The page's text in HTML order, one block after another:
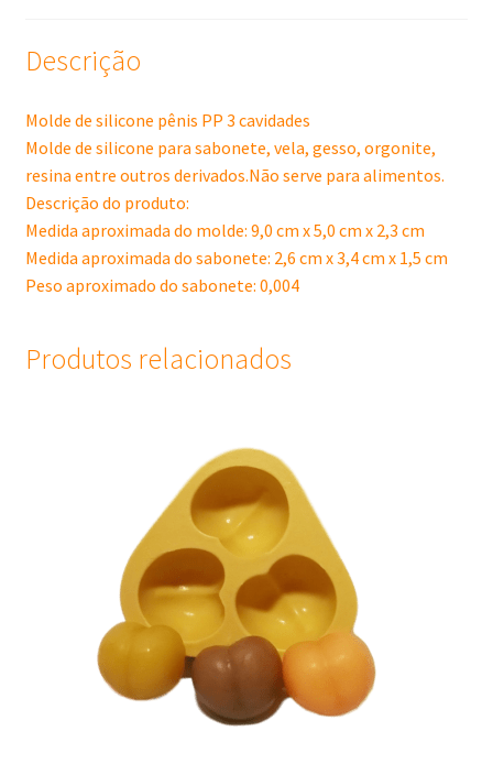
Descrição
Molde de silicone pênis PP 3 cavidades
Molde de silicone para sabonete, vela, gesso, orgonite,
resina entre outros derivados.Não serve para alimentos.
Descrição do produto:
Medida aproximada do molde: 9,0 cm x 5,0 cm x 2,3 cm
Medida aproximada do sabonete: 2,6 cm x 3,4 cm x 1,5 cm
Peso aproximado do sabonete: 0,004
Produtos relacionados